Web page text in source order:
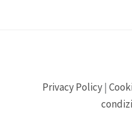
Privacy Policy|